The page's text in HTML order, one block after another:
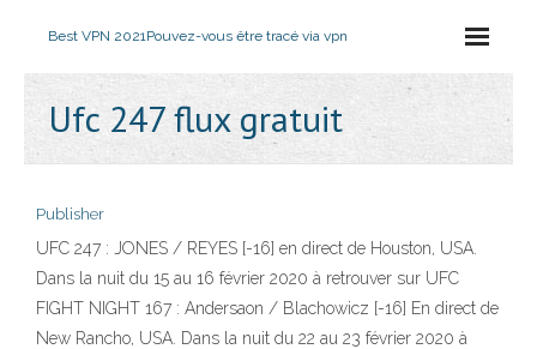
Best VPN 2021Pouvez-vous être tracé via vpn
Ufc 247 flux gratuit
Publisher
UFC 247 : JONES / REYES [-16] en direct de Houston, USA.
Dans la nuit du 15 au 16 février 2020 à retrouver sur UFC
FIGHT NIGHT 167 : Andersaon / Blachowicz [-16] En direct de
New Rancho, USA. Dans la nuit du 22 au 23 février 2020 à